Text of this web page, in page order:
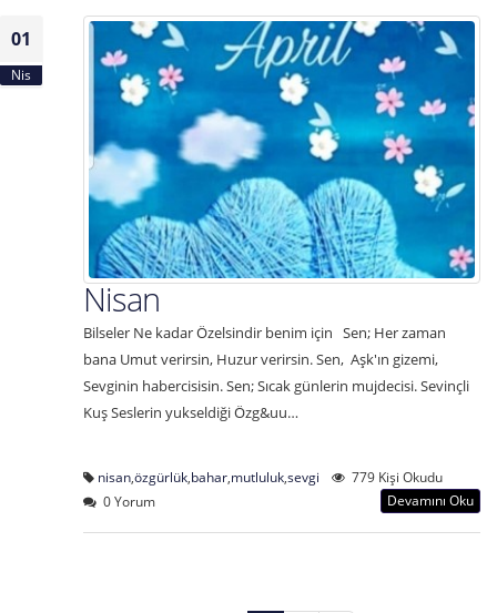
01
Nis
Nisan
Bilseler Ne kadar Özelsindir benim için Sen; Her zaman
bana Umut verirsin, Huzur verirsin. Sen, Aşk'ın gizemi,
Sevginin habercisisin. Sen; Sıcak günlerin mujdecisi. Sevinçli
Kuş Seslerin yukseldiği Özg&uu…
nisanözgürlük bahar mutluluksevgi
779 Kişi Okudu
0 Yorum
Devamını Oku